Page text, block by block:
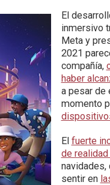
El
inmersivo
Meta y
2021
compañía,
haber
a pesar de
momento
El fuerte
de
navidades,
sentir en